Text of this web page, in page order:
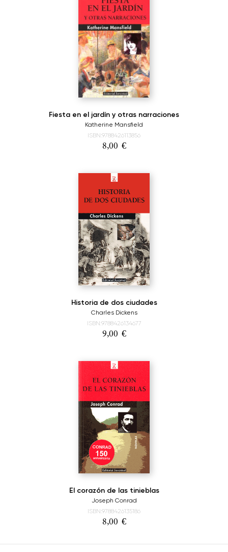
Fiesta en el jardín y otras narraciones
Katherine Mansfield
ISBN:9788426113856
8,00 €
Historia de dos ciudades
Charles Dickens
ISBN:9788426134677
9,00 €
El corazón de las tinieblas
Joseph Conrad
ISBN:9788426135186
8,00 €